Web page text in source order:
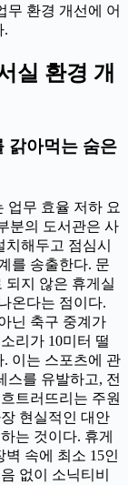
무 환경 개선에 어
.
실 환경 개
갉아먹는 숨은
업무 효율 저하 요
분의 도서관은 사
해두고 점심시
를 송출한다. 문
지 않은 휴게실
온다는 점이다.
닌 축구 중계가
리가 10미터 떨
이는 스포츠에 관
스를 유발하고, 전
트러뜨리는 주원
현실적인 대안
는 것이다. 휴게
속에 최소 15인
없이 소닉티비